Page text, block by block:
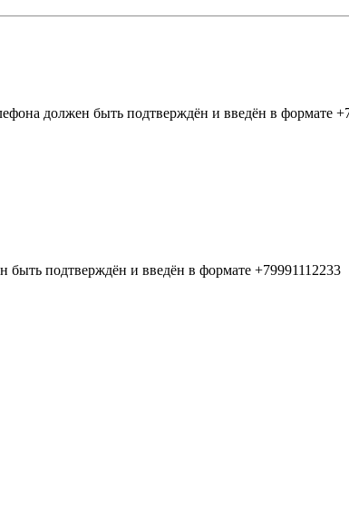
должен быть подтверждён и введён в формате
быть подтверждён и введён в формате +79991112233